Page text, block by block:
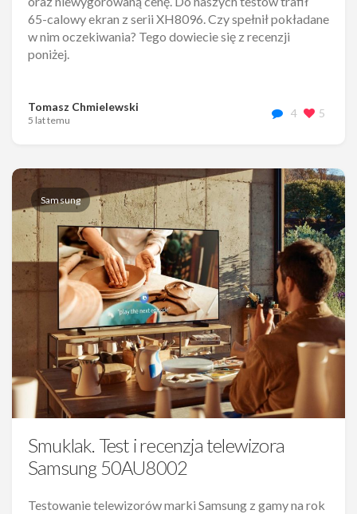
65-calowy ekran z serii XH8096. Czy spełnił pokładane
w nim oczekiwania? Tego dowiecie się z recenzji
poniżej.
Tomasz Chmielewski
5 lat temu
4 5
Samsung
Smuklak. Test i recenzja telewizora
Samsung 50AU8002
Testowanie telewizorów marki Samsung z gamy na rok